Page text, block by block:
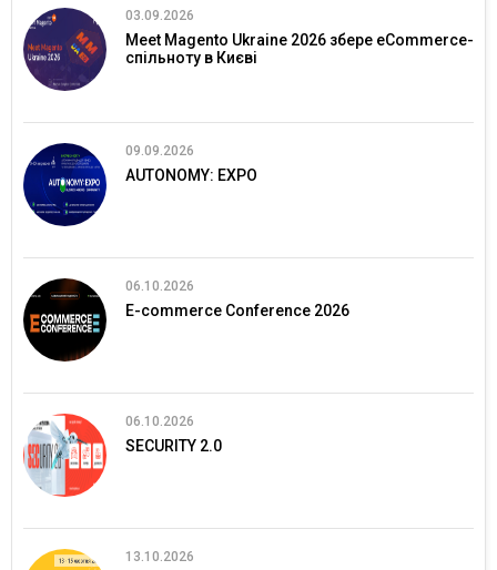
03.09.2026
Meet Magento Ukraine 2026 збере eCommerce-
спільноту в Києві
09.09.2026
AUTONOMY: EXPO
06.10.2026
E-commerce Conference 2026
06.10.2026
SECURITY 2.0
13.10.2026